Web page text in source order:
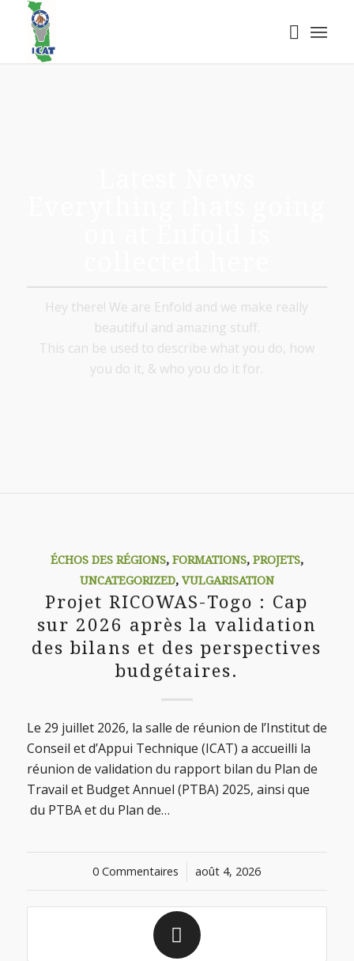
Hey there! We are Enfold and we make really
beautiful and amazing stuff.
This can be used to describe what you do, how
you do it, & who you do it for.
ÉCHOS DES RÉGIONS, FORMATIONS, PROJETS,
UNCATEGORIZED, VULGARISATION
Projet RICOWAS-Togo : Cap
sur 2026 après la validation
des bilans et des perspectives
budgétaires.
Le 29 juillet 2026, la salle de réunion de l’Institut de
Conseil et d’Appui Technique (ICAT) a accueilli la
réunion de validation du rapport bilan du Plan de
Travail et Budget Annuel (PTBA) 2025, ainsi que
du PTBA et du Plan de…
0 Commentaires
/ août 4, 2026